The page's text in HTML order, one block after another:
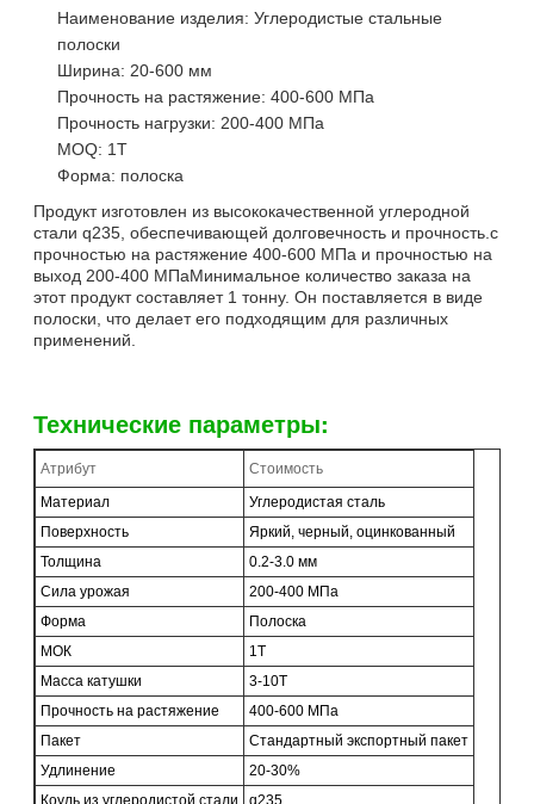
Наименование изделия: Углеродистые стальные
полоски
Ширина: 20-600 мм
Прочность на растяжение: 400-600 МПа
Прочность нагрузки: 200-400 МПа
MOQ: 1Т
Форма: полоска
Продукт изготовлен из высококачественной углеродной
стали q235, обеспечивающей долговечность и прочность.с
прочностью на растяжение 400-600 МПа и прочностью на
выход 200-400 МПаМинимальное количество заказа на
этот продукт составляет 1 тонну. Он поставляется в виде
полоски, что делает его подходящим для различных
применений.
Технические параметры:
Атрибут
Стоимость
Материал
Углеродистая сталь
Поверхность
Яркий, черный, оцинкованный
Толщина
0.2-3.0 мм
Сила урожая
200-400 МПа
Форма
Полоска
МОК
1Т
Масса катушки
3-10T
Прочность на растяжение
400-600 МПа
Пакет
Стандартный экспортный пакет
Удлинение
20-30%
Коуль из углеродистой стали
q235